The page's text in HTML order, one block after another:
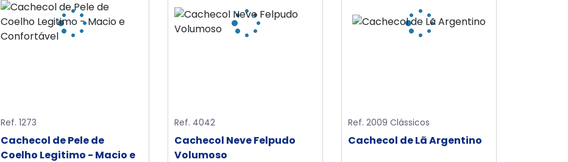
Ref. 1273
Cachecol de Pele de
Coelho Legitimo - Macio e
Ref. 4042
Cachecol Neve Felpudo
Volumoso
Ref. 2009 Clássicos
Cachecol de Lã Argentino